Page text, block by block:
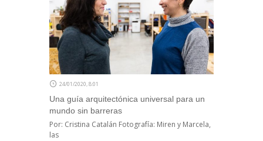
24/01/2020, 8:01
Una guía arquitectónica universal para un
mundo sin barreras
Por: Cristina Catalán Fotografía: Miren y Marcela,
las